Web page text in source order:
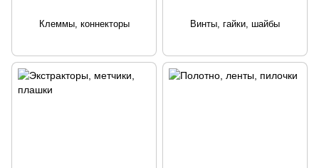
Клеммы, коннекторы Винты, гайки, шайбы